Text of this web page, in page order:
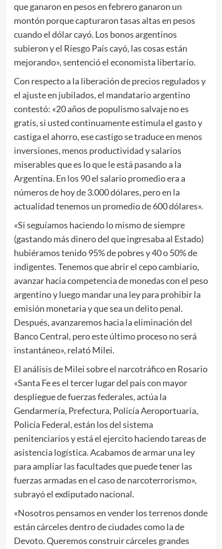
que ganaron en pesos en febrero ganaron un
montón porque capturaron tasas altas en pesos
cuando el dólar cayó. Los bonos argentinos
subieron y el Riesgo País cayó, las cosas están
mejorando», sentenció el economista libertario.
Con respecto a la liberación de precios regulados y
el ajuste en jubilados, el mandatario argentino
contestó: «20 años de populismo salvaje no es
gratis, si usted continuamente estimula el gasto y
castiga el ahorro, ese castigo se traduce en menos
inversiones, menos productividad y salarios
miserables que es lo que le está pasando a la
Argentina. En los 90 el salario promedio era a
números de hoy de 3.000 dólares, pero en la
actualidad tenemos un promedio de 600 dólares».
«Si seguíamos haciendo lo mismo de siempre
(gastando más dinero del que ingresaba al Estado)
hubiéramos tenido 95% de pobres y 40 o 50% de
indigentes. Tenemos que abrir el cepo cambiario,
avanzar hacia competencia de monedas con el peso
argentino y luego mandar una ley para prohibir la
emisión monetaria y que sea un delito penal.
Después, avanzaremos hacia la eliminación del
Banco Central, pero este último proceso no será
instantáneo», relató Milei.
El análisis de Milei sobre el narcotráfico en Rosario
«Santa Fe es el tercer lugar del país con mayor
despliegue de fuerzas federales, actúa la
Gendarmería, Prefectura, Policía Aeroportuaria,
Policía Federal, están los del sistema
penitenciarios y está el ejercito haciendo tareas de
asistencia logística. Acabamos de armar una ley
para ampliar las facultades que puede tener las
fuerzas armadas en el caso de narcoterrorismo»,
subrayó el exdiputado nacional.
«Nosotros pensamos en vender los terrenos donde
están cárceles dentro de ciudades como la de
Devoto. Queremos construir cárceles grandes